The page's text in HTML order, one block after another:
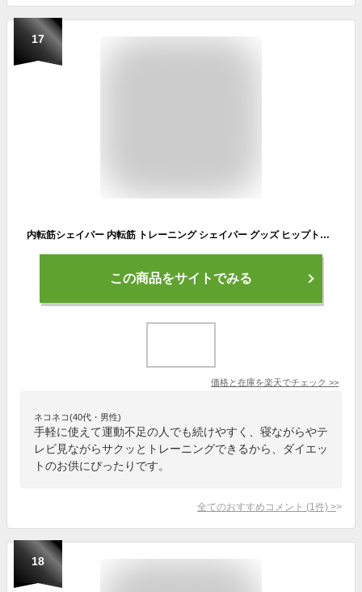
17
内転筋シェイパー 内転筋 トレーニング シェイパー グッズ ヒップトレーニング ヒップアップ ながら トレーニング 美尻シェイパー ヒップシェイパー 骨盤底筋 ダイエット エクササイズ 健康 器具 運動 健康ステッパー ながらトレーニング 室内運動器具 腰盆 筋トレ
この商品をサイトでみる
価格と在庫を楽天でチェック >>
ネコネコ(40代・男性)
手軽に使えて運動不足の人でも続けやすく、寝ながらやテ
レビ見ながらサクッとトレーニングできるから、ダイエッ
トのお供にぴったりです。
全てのおすすめコメント (1 件) >
18